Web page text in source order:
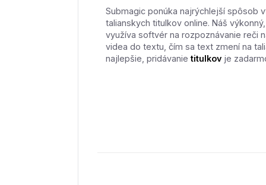
Submagic ponúka najrýchlejší spôsob
talianskych titulkov online. Náš
využíva softvér na rozpoznávanie reči
videa do textu, čím sa text zmení na
najlepšie, pridávanietitulkovje